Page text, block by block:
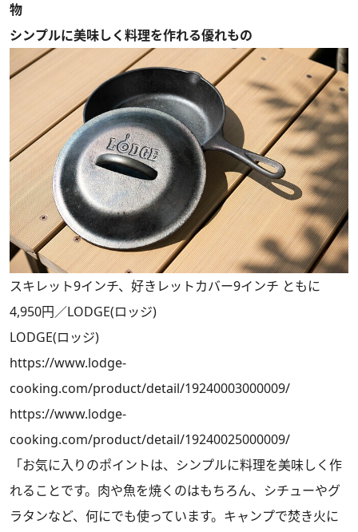
物
シンプルに美味しく料理を作れる優れもの
スキレット9インチ、好きレットカバー9インチ ともに
4,950円／LODGE(ロッジ)
LODGE(ロッジ)
https://www.lodge-
cooking.com/product/detail/19240003000009/
https://www.lodge-
cooking.com/product/detail/19240025000009/
「お気に入りのポイントは、シンプルに料理を美味しく作
れることです。肉や魚を焼くのはもちろん、シチューやグ
ラタンなど、何にでも使っています。キャンプで焚き火に